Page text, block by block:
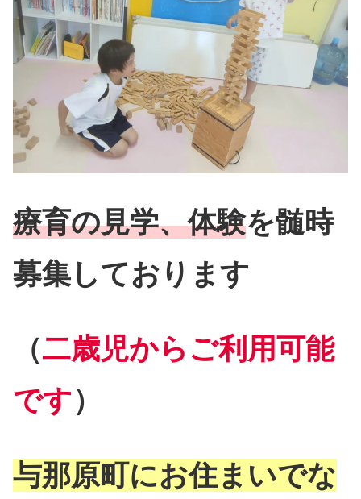
療育の見学、体験を髄時
募集しております
（二歳児からご利用可能
です）
与那原町にお住まいでな